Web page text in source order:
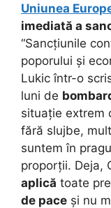
Uniunea
imediată a
“Sancțiunile
poporului și
Lukic într-o
luni de
situație extrem
fără slujbe,
suntem în
proporții. Deja,
aplică toate
de pace și nu